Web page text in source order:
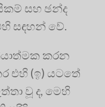
සහ ඡන්ද
සඳහන් වේ.
කරන
එහි (ඉ) යටතේ
වූ ද, මෙහි